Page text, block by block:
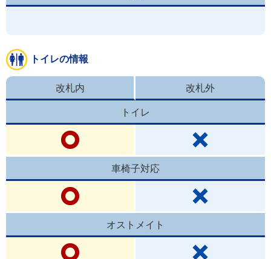
トイレの情報
改札内 改札外
トイレ
車椅子対応
オストメイト